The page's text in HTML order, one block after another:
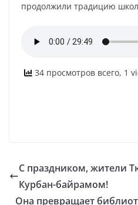
продолжили традицию
34 просмотров всего, 1
С праздником, жители
Курбан-байрамом!
Она превращает